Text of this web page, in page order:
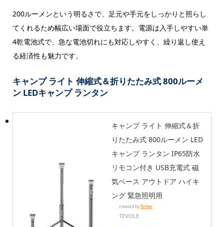
200ルーメンという明るさで、足元や手元をしっかりと照らし
てくれるため幅広い場面で役立ちます。電源は入手しやすい単
4乾電池式で、急な電池切れにも対応しやすく、繰り返し使え
る経済性も魅力です。
キャンプ ライト 伸縮式＆折りたたみ式 800ルーメ
ン LEDキャンプ ランタン
キャンプ ライト 伸縮式＆折
りたたみ式 800ルーメン LED
キャンプ ランタン IP65防水
リモコン付き USB充電式 磁
気ベース アウトドア ハイキ
ング 緊急照明用
created byRinker
TEVOLE